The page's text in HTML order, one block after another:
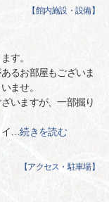
【館内施設・設備】
す。
るお部屋もございま
ませ。
いますが、一部掘り
…続きを読む
【アクセス・駐車場】